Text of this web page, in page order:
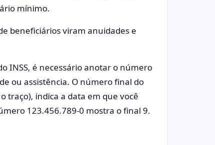
mínimo.
beneficiários viram anuidades e
INSS, é necessário anotar o número
ou assistência. O número final do
traço), indica a data em que você
123.456.789-0 mostra o final 9.